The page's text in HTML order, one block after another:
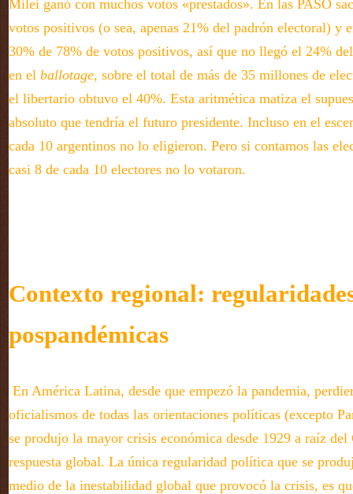
Milei ganó con muchos votos «prestados». En las PASO
votos positivos (o sea, apenas 21% del padrón electoral) y
30% de 78% de votos positivos, así que no llegó el 24%
en el ballotage, sobre el total de más de 35 millones de
el libertario obtuvo el 40%. Esta aritmética matiza el
absoluto que tendría el futuro presidente. Incluso en el
cada 10 argentinos no lo eligieron. Pero si contamos las
casi 8 de cada 10 electores no lo votaron.
Contexto regional:
pospandémicas
En América Latina, desde que empezó la pandemia,
oficialismos de todas las orientaciones políticas (excepto
se produjo la mayor crisis económica desde 1929 a raíz
respuesta global. La única regularidad política que se
medio de la inestabilidad global que provocó la crisis, es